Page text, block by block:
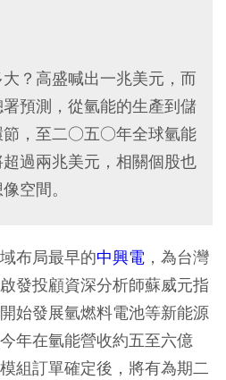
？高盛喊出一兆美元，而
預測，從氫能的生產到儲
節，至二○五○年全球氫能
過兩兆美元，相關個股也
空間。
布局最早的中興電 ，為台灣
發投顧資深分析師蘇威元指
始發展氫燃料電池等新能源
年在氫能營收約五至六億
組訂單確定後，將有為期二